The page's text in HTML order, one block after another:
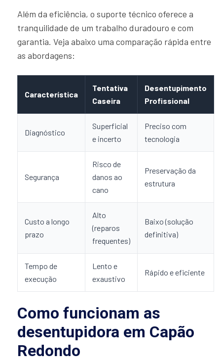
Além da eficiência, o suporte técnico oferece a
tranquilidade de um trabalho duradouro e com
garantia. Veja abaixo uma comparação rápida entre
as abordagens:
Característica
Tentativa
Caseira
Desentupimento
Profissional
Diagnóstico
Superficial
e incerto
Preciso com
tecnologia
Segurança
Risco de
danos ao
cano
Preservação da
estrutura
Custo a longo
prazo
Alto
(reparos
frequentes)
Baixo (solução
definitiva)
Tempo de
execução
Lento e
exaustivo
Rápido e eficiente
Como funcionam as
desentupidora em Capão
Redondo